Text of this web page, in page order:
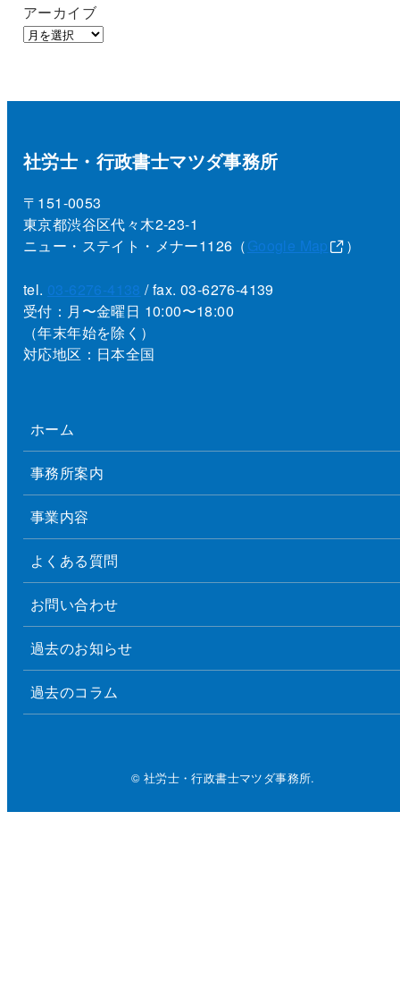
アーカイブ
社労士・行政書士マツダ事務所
〒151-0053
東京都渋谷区代々木2-23-1
ニュー・ステイト・メナー1126（Google Map ）
tel. 03-6276-4138 / fax. 03-6276-4139
受付：月〜金曜日 10:00〜18:00
（年末年始を除く）
対応地区：日本全国
ホーム
事務所案内
事業内容
よくある質問
お問い合わせ
過去のお知らせ
過去のコラム
© 社労士・行政書士マツダ事務所.